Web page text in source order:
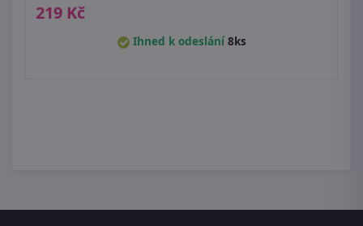
219 Kč
Ihned k odeslání8ks